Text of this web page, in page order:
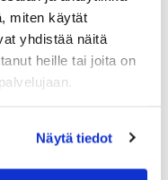
miten käytät
yhdistää näitä
heille tai joita on
Näytä tiedot